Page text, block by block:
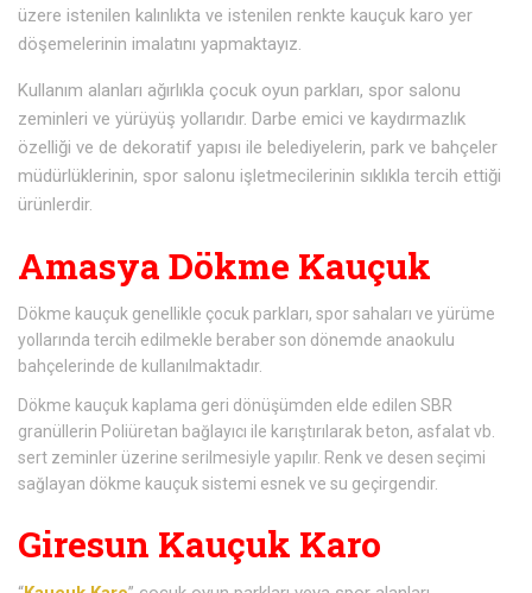
üzere istenilen kalınlıkta ve istenilen renkte kauçuk karo yer
döşemelerinin imalatını yapmaktayız.
Kullanım alanları ağırlıkla çocuk oyun parkları, spor salonu
zeminleri ve yürüyüş yollarıdır. Darbe emici ve kaydırmazlık
özelliği ve de dekoratif yapısı ile belediyelerin, park ve bahçeler
müdürlüklerinin, spor salonu işletmecilerinin sıklıkla tercih ettiği
ürünlerdir.
Amasya Dökme Kauçuk
Dökme kauçuk genellikle çocuk parkları, spor sahaları ve yürüme
yollarında tercih edilmekle beraber son dönemde anaokulu
bahçelerinde de kullanılmaktadır.
Dökme kauçuk kaplama geri dönüşümden elde edilen SBR
granüllerin Poliüretan bağlayıcı ile karıştırılarak beton, asfalat vb.
sert zeminler üzerine serilmesiyle yapılır. Renk ve desen seçimi
sağlayan dökme kauçuk sistemi esnek ve su geçirgendir.
Giresun Kauçuk Karo